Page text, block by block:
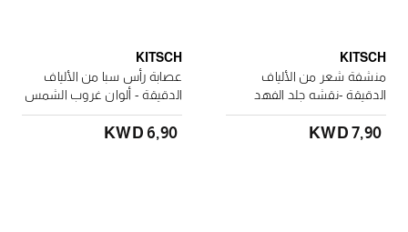
KITSCH
منشفة شعر من الألياف
الدقيقة -نقشه جلد الفهد
KWD 7٫90
KITSCH
عصابة رأس سبا من الألياف
الدقيقة - ألوان غروب الشمس
KWD 6٫90